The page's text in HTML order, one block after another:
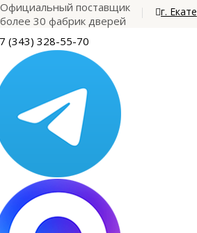
Официальный поставщик
более 30 фабрик дверей
г.
(343) 328-55-70